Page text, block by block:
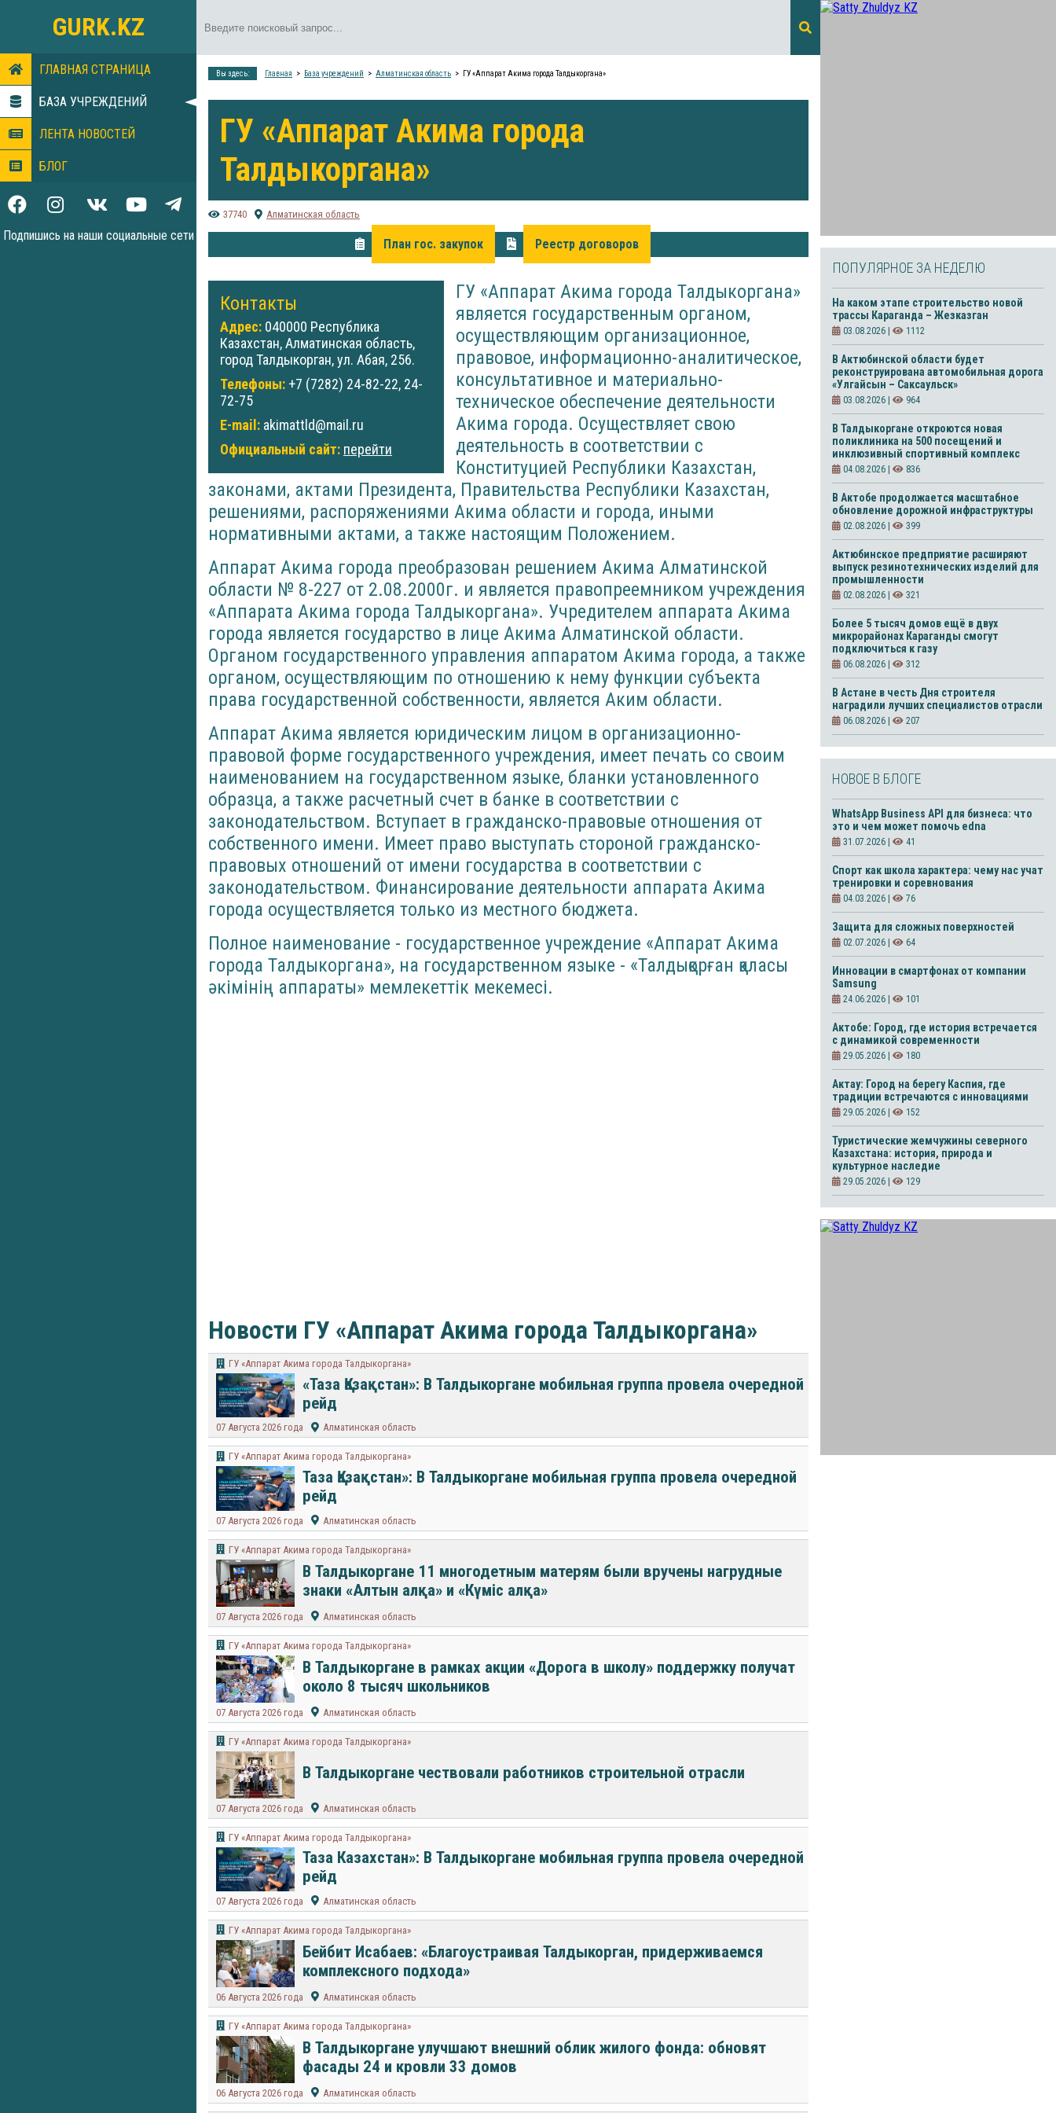
GURK.KZ
ГЛАВНАЯ СТРАНИЦА
БАЗА УЧРЕЖДЕНИЙ
ЛЕНТА НОВОСТЕЙ
БЛОГ
Подпишись на наши социальные сети
Вы здесь: Главная База учреждений Алматинская область ГУ «Аппарат Акима города Талдыкоргана»
ГУ «Аппарат Акима города
Талдыкоргана»
37740 Алматинская область
План гос. закупок Реестр договоров
Контакты
Адрес: 040000 Республика
Казахстан, Алматинская область,
город Талдыкорган, ул. Абая, 256.
Телефоны: +7 (7282) 24-82-22, 24-
72-75
E-mail: akimattld@mail.ru
Официальный сайт: перейти
ГУ «Аппарат Акима города Талдыкоргана»
является государственным органом,
осуществляющим организационное,
правовое, информационно-аналитическое,
консультативное и материально-
техническое обеспечение деятельности
Акима города. Осуществляет свою
деятельность в соответствии с
Конституцией Республики Казахстан,
законами, актами Президента, Правительства Республики Казахстан,
решениями, распоряжениями Акима области и города, иными
нормативными актами, а также настоящим Положением.
Аппарат Акима города преобразован решением Акима Алматинской
области № 8-227 от 2.08.2000г. и является правопреемником учреждения
«Аппарата Акима города Талдыкоргана». Учредителем аппарата Акима
города является государство в лице Акима Алматинской области.
Органом государственного управления аппаратом Акима города, а также
органом, осуществляющим по отношению к нему функции субъекта
права государственной собственности, является Аким области.
Aппapaт Акима является юридическим лицом в организационно-
правовой форме государственного учреждения, имеет печать со своим
наименованием на государственном языке, бланки установленного
образца, а также расчетный счет в банке в соответствии с
законодательством. Вступает в гражданско-правовые отношения от
собственного имени. Имеет право выступать стороной гражданско-
правовых отношений от имени государства в соответствии с
законодательством. Финансирование деятельности аппарата Акима
города осуществляется только из местного бюджета.
Полное наименование - государственное учреждение «Аппарат Акима
города Талдыкоргана», на государственном языке - «Талдықорған қаласы
әкімінің аппараты» мемлекеттік мекемесі.
Новости ГУ «Аппарат Акима города Талдыкоргана»
ГУ «Аппарат Акима города Талдыкоргана»
«Таза Қазақстан»: В Талдыкоргане мобильная группа провела очередной
рейд
07 Августа 2026 года Алматинская область
ГУ «Аппарат Акима города Талдыкоргана»
Таза Қазақстан»: В Талдыкоргане мобильная группа провела очередной
рейд
07 Августа 2026 года Алматинская область
ГУ «Аппарат Акима города Талдыкоргана»
В Талдыкоргане 11 многодетным матерям были вручены нагрудные
знаки «Алтын алқа» и «Күміс алқа»
07 Августа 2026 года Алматинская область
ГУ «Аппарат Акима города Талдыкоргана»
В Талдыкоргане в рамках акции «Дорога в школу» поддержку получат
около 8 тысяч школьников
07 Августа 2026 года Алматинская область
ГУ «Аппарат Акима города Талдыкоргана»
В Талдыкоргане чествовали работников строительной отрасли
07 Августа 2026 года Алматинская область
ГУ «Аппарат Акима города Талдыкоргана»
Таза Казахстан»: В Талдыкоргане мобильная группа провела очередной
рейд
07 Августа 2026 года Алматинская область
ГУ «Аппарат Акима города Талдыкоргана»
Бейбит Исабаев: «Благоустраивая Талдыкорган, придерживаемся
комплексного подхода»
06 Августа 2026 года Алматинская область
ГУ «Аппарат Акима города Талдыкоргана»
В Талдыкоргане улучшают внешний облик жилого фонда: обновят
фасады 24 и кровли 33 домов
06 Августа 2026 года Алматинская область
ПОПУЛЯРНОЕ ЗА НЕДЕЛЮ
На каком этапе строительство новой
трассы Караганда – Жезказган
03.08.2026 | 1112
В Актюбинской области будет
реконструирована автомобильная дорога
«Улгайсын – Саксаульск»
03.08.2026 | 964
В Талдыкоргане откроются новая
поликлиника на 500 посещений и
инклюзивный спортивный комплекс
04.08.2026 | 836
В Актобе продолжается масштабное
обновление дорожной инфраструктуры
02.08.2026 | 399
Актюбинское предприятие расширяют
выпуск резинотехнических изделий для
промышленности
02.08.2026 | 321
Более 5 тысяч домов ещё в двух
микрорайонах Караганды смогут
подключиться к газу
06.08.2026 | 312
В Астане в честь Дня строителя
наградили лучших специалистов отрасли
06.08.2026 | 207
НОВОЕ В БЛОГЕ
WhatsApp Business API для бизнеса: что
это и чем может помочь edna
31.07.2026 | 41
Спорт как школа характера: чему нас учат
тренировки и соревнования
04.03.2026 | 76
Защита для сложных поверхностей
02.07.2026 | 64
Инновации в смартфонах от компании
Samsung
24.06.2026 | 101
Актобе: Город, где история встречается
с динамикой современности
29.05.2026 | 180
Актау: Город на берегу Каспия, где
традиции встречаются с инновациями
29.05.2026 | 152
Туристические жемчужины северного
Казахстана: история, природа и
культурное наследие
29.05.2026 | 129